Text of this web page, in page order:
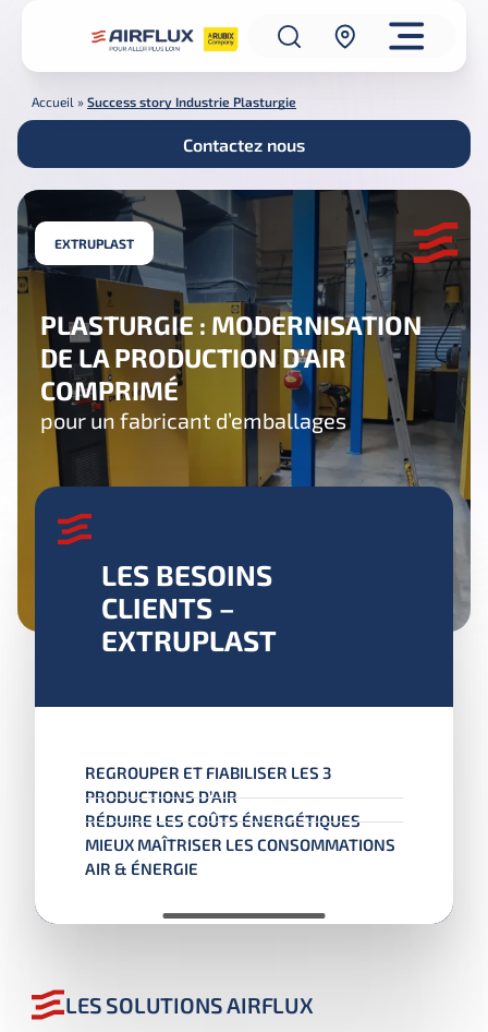
Accueil » Success story Industrie Plasturgie
Contactez nous
EXTRUPLAST
PLASTURGIE : MODERNISATION
DE LA PRODUCTION D’AIR
COMPRIMÉ
pour un fabricant d’emballages
LES BESOINS
CLIENTS –
EXTRUPLAST
REGROUPER ET FIABILISER LES 3
PRODUCTIONS D’AIR
RÉDUIRE LES COÛTS ÉNERGÉTIQUES
MIEUX MAÎTRISER LES CONSOMMATIONS
AIR & ÉNERGIE
LES SOLUTIONS AIRFLUX